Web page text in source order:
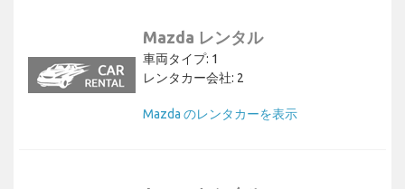
Mazda レンタル
車両タイプ: 1
レンタカー会社: 2
Mazda のレンタカーを表示